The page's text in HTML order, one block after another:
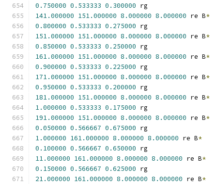
0.750000 0.533333 0.300000 rg
141.000000 151.000000 8.000000 8.000000 re B*
0.800000 0.533333 0.275000 rg
151.000000 151.000000 8.000000 8.000000 re B*
0.850000 0.533333 0.250000 rg
161.000000 151.000000 8.000000 8.000000 re B*
0.900000 0.533333 0.225000 rg
171.000000 151.000000 8.000000 8.000000 re B*
0.950000 0.533333 0.200000 rg
181.000000 151.000000 8.000000 8.000000 re B*
1.000000 0.533333 0.175000 rg
191.000000 151.000000 8.000000 8.000000 re B*
0.050000 0.566667 0.675000 rg
1.000000 161.000000 8.000000 8.000000 re B*
0.100000 0.566667 0.650000 rg
11.000000 161.000000 8.000000 8.000000 re B*
0.150000 0.566667 0.625000 rg
21.000000 161.000000 8.000000 8.000000 re B*